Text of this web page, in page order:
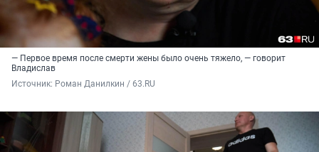
— Первое время после смерти жены было очень тяжело, — говорит
Владислав
Источник: Роман Данилкин / 63.RU